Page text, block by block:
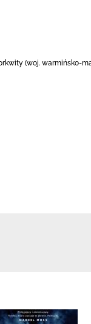
(woj. warmińsko-